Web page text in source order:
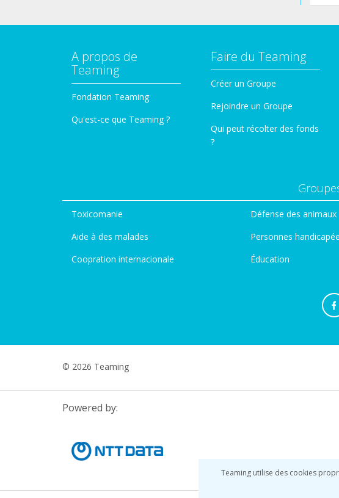
Teaming utilise des cookies
A propos de
Teaming
Fondation Teaming
Qu'est-ce que Teaming ?
Faire du Teaming
Créer un Groupe
Rejoindre un Groupe
Qui peut récolter des fonds
?
Toxicomanie
Aide à des malades
Coopration internacionale
Défense des animaux
Personnes
Éducation
© 2026 Teaming
Powered by: